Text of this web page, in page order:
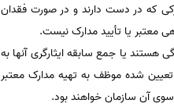
که در دست دارند و در صورت فقدان
معتبر یا تأیید مدارک نیست.
هستند یا جمع سابقه ایثارگری آنها به
شده موظف به تهیه مدارک معتبر
سوی آن سازمان خواهند بود.